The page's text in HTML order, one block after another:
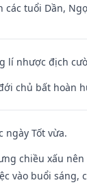
các tuổi Dần,
lí nhược địch
chủ bất hoàn
ngày Tốt vừa.
chiều xấu
vào buổi sáng,